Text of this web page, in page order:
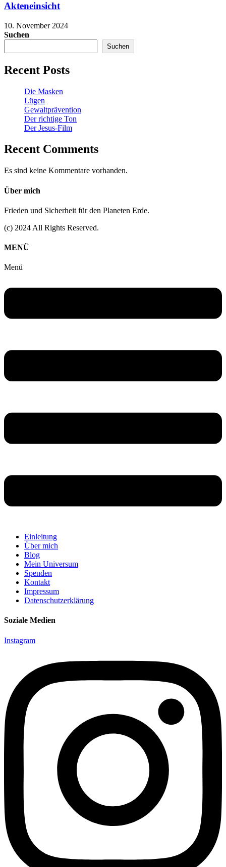
Akteneinsicht
10. November 2024
Suchen
Suchen
Recent Posts
Die Masken
Lügen
Gewaltprävention
Der richtige Ton
Der Jesus-Film
Recent Comments
Es sind keine Kommentare vorhanden.
Über mich
Frieden und Sicherheit für den Planeten Erde.
(c) 2024 All Rights Reserved.
MENÜ
Menü
Einleitung
Über mich
Blog
Mein Universum
Spenden
Kontakt
Impressum
Datenschutzerklärung
Soziale Medien
Instagram